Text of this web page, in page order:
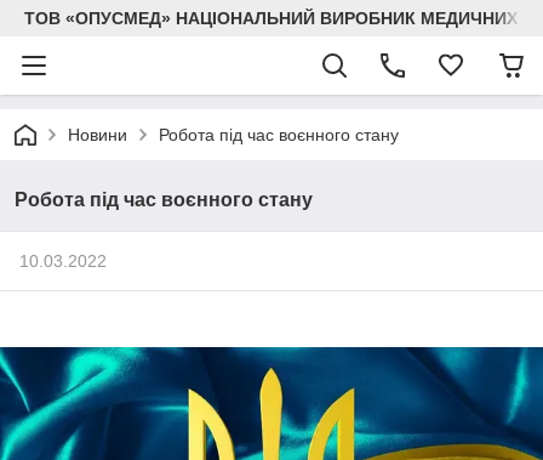
ТОВ «ОПУСМЕД» НАЦІОНАЛЬНИЙ ВИРОБНИК МЕДИЧНИХ
Новини Робота під час воєнного стану
Робота під час воєнного стану
10.03.2022